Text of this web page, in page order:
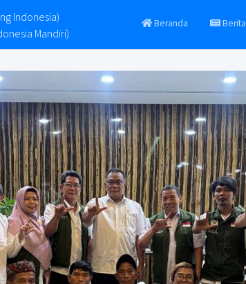
Indonesia)
Mandiri)
Beranda Berita